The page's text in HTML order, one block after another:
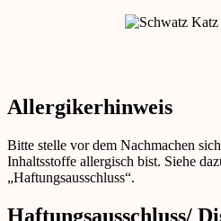
Allergikerhinweis
Bitte stelle vor dem Nachmachen
Inhaltsstoffe allergisch bist. Siehe
„Haftungsausschluss“.
Haftungsausschluss/